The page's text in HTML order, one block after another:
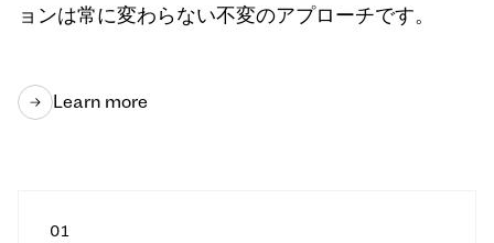
ョンは常に変わらない不変のアプローチです。
Learn more
01